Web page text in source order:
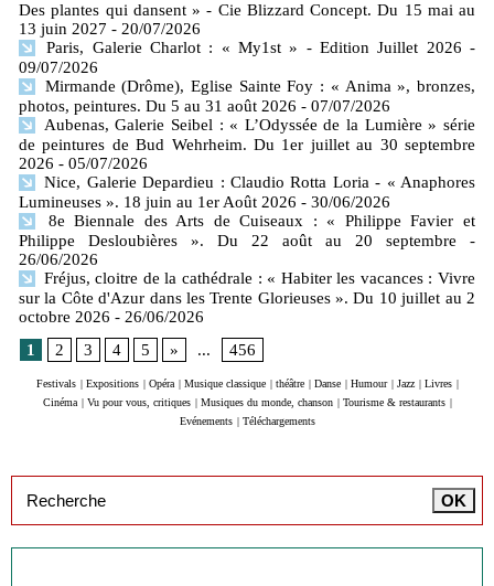
Des plantes qui dansent » - Cie Blizzard Concept. Du 15 mai au
13 juin 2027 - 20/07/2026
Paris, Galerie Charlot : « My1st » - Edition Juillet 2026 -
09/07/2026
Mirmande (Drôme), Eglise Sainte Foy : « Anima », bronzes,
photos, peintures. Du 5 au 31 août 2026 - 07/07/2026
Aubenas, Galerie Seibel : « L’Odyssée de la Lumière » série
de peintures de Bud Wehrheim. Du 1er juillet au 30 septembre
2026 - 05/07/2026
Nice, Galerie Depardieu : Claudio Rotta Loria - « Anaphores
Lumineuses ». 18 juin au 1er Août 2026 - 30/06/2026
8e Biennale des Arts de Cuiseaux : « Philippe Favier et
Philippe Desloubières ». Du 22 août au 20 septembre
-
26/06/2026
Fréjus, cloitre de la cathédrale : « Habiter les vacances : Vivre
sur la Côte d'Azur dans les Trente Glorieuses ». Du 10 juillet au 2
octobre 2026 - 26/06/2026
1
2 3 4 5 » ... 456
Festivals Expositions Opéra Musique classique théâtre Danse Humour Jazz Livres
Cinéma
Vu pour vous, critiques Musiques du monde, chanson Tourisme & restaurants
Evénements
Téléchargements